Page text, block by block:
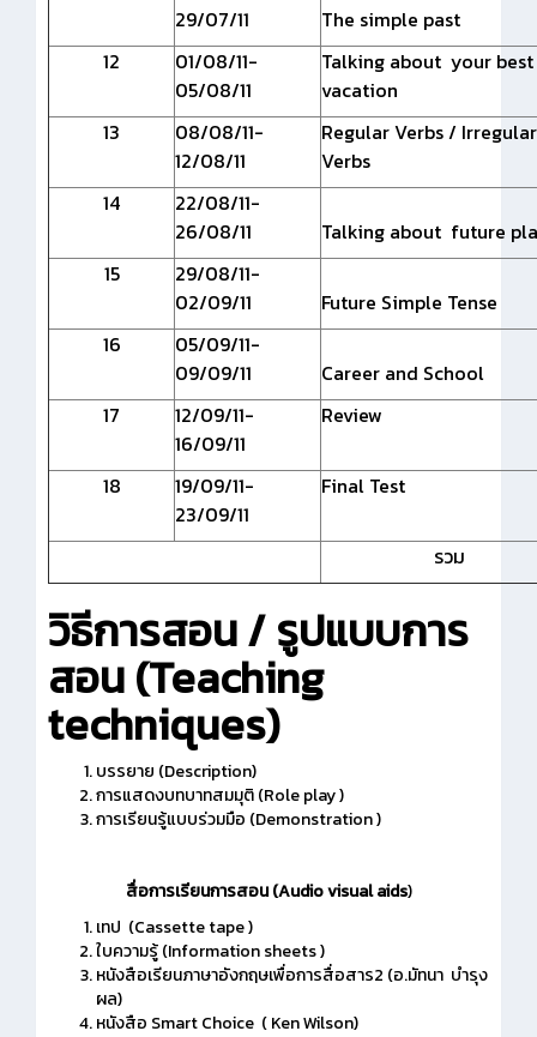
29/07/11
The simple past
12
01/08/11-
05/08/11
Talking about your best
vacation
13
08/08/11-
12/08/11
Regular Verbs / Irregular
Verbs
14
22/08/11-
26/08/11
Talking about future
15
29/08/11-
02/09/11
Future Simple Tense
16
05/09/11-
09/09/11
Career and School
17
12/09/11-
16/09/11
Review
18
19/09/11-
23/09/11
Final Test
รวม
วิธีการสอน/ รูปแบบการ
สอน (Teaching
techniques)
บรรยาย (Description)
การแสดงบทบาทสมมุติ (Role play )
การเรียนรู้แบบร่วมมือ (Demonstration )
สื่อการเรียนการสอน(Audio visual aids)
เทป (Cassette tape )
ใบความรู้ (Information sheets )
หนังสือเรียนภาษาอังกฤษเพื่อการสื่อสาร2 (อ.มัทนา บำรุง
ผล)
หนังสือ Smart Choice ( Ken Wilson)